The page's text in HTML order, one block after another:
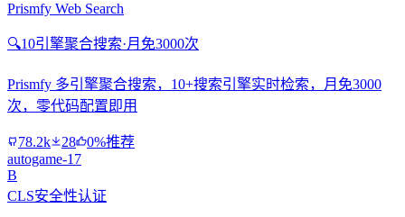
Prismfy Web Search
🔍10引擎聚合搜索·月免3000次
Prismfy 多引擎聚合搜索，10+搜索引擎实时检索，月免3000
次，零代码配置即用
78.2k 28
0%推荐
autogame-17
B
CLS安全性认证